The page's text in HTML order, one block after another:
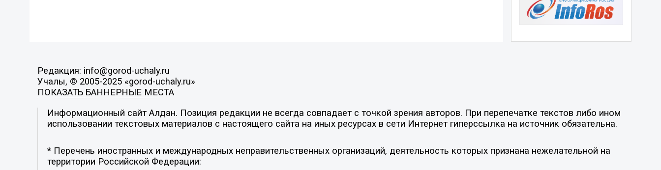
Редакция: info@gorod-uchaly.ru
Учалы, © 2005-2025 «gorod-uchaly.ru»
ПОКАЗАТЬ БАННЕРНЫЕ МЕСТА
Информационный сайт Алдан. Позиция редакции не всегда совпадает с точкой зрения авторов. При перепечатке текстов либо ином
использовании текстовых материалов с настоящего сайта на иных ресурсах в сети Интернет гиперссылка на источник обязательна.
* Перечень иностранных и международных неправительственных организаций, деятельность которых признана нежелательной на
территории Российской Федерации: